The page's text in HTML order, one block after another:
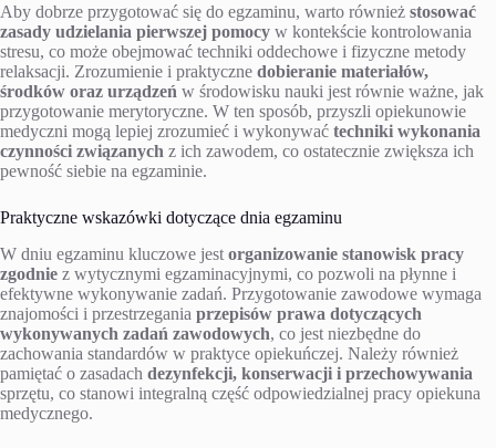
Aby dobrze przygotować się do egzaminu, warto również stosować
zasady udzielania pierwszej pomocy w kontekście kontrolowania
stresu, co może obejmować techniki oddechowe i fizyczne metody
relaksacji. Zrozumienie i praktyczne dobieranie materiałów,
środków oraz urządzeń w środowisku nauki jest równie ważne, jak
przygotowanie merytoryczne. W ten sposób, przyszli opiekunowie
medyczni mogą lepiej zrozumieć i wykonywać techniki wykonania
czynności związanych z ich zawodem, co ostatecznie zwiększa ich
pewność siebie na egzaminie.
Praktyczne wskazówki dotyczące dnia egzaminu
W dniu egzaminu kluczowe jest organizowanie stanowisk pracy
zgodnie z wytycznymi egzaminacyjnymi, co pozwoli na płynne i
efektywne wykonywanie zadań. Przygotowanie zawodowe wymaga
znajomości i przestrzegania przepisów prawa dotyczących
wykonywanych zadań zawodowych, co jest niezbędne do
zachowania standardów w praktyce opiekuńczej. Należy również
pamiętać o zasadach dezynfekcji, konserwacji i przechowywania
sprzętu, co stanowi integralną część odpowiedzialnej pracy opiekuna
medycznego.